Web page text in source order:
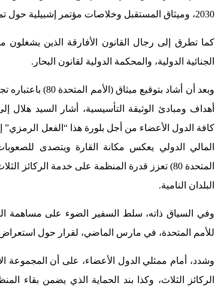
2030، وميثاق المستقبل وخلاصات مؤتمر إشبيلية حول تمويل التنمية.
كما تطرق إلى رجال القانون الأفارقة الذين يشغلون
الجنائية الدولية، والمحكمة الدولية لقانون البحار.
وبعد أن أشاد بتوقيع
أهداف ومبادئ الوثيقة التأسيسية، أشار السيد هلال
كافة الدول الأعضاء من أجل بلورة هذا “الفعل
المالي الدولي يعكس مكانة القارة ويتصدى
المتحدة 80) تعزز قدرة المنظمة على خدمة الركائز
البلدان النامية.
وفي السياق ذاته، سلط السفير الضوء على مساهمة
للأمم المتحدة، في مارس الماضي، لقرار حول استعراض
وشدد، أمام ممثلي الدول الأعضاء، على أن المجموعة
الركائز الثلاث، وكذا بند الحماية الذي يضمن بقاء